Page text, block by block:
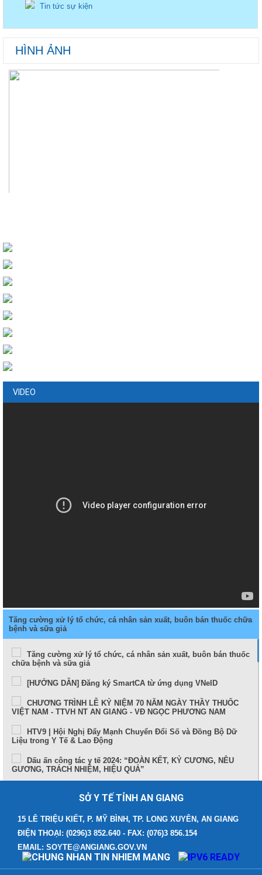
Tin tức sự kiện
HÌNH ẢNH
VIDEO
Tăng cường xử lý tổ chức, cá nhân sản xuất, buôn bán thuốc chữa
bệnh và sữa giả
Tăng cường xử lý tổ chức, cá nhân sản xuất, buôn bán thuốc
chữa bệnh và sữa giả
[HƯỚNG DẪN] Đăng ký SmartCA từ ứng dụng VNeID
CHƯƠNG TRÌNH LỄ KỶ NIỆM 70 NĂM NGÀY THẦY THUỐC
VIỆT NAM - TTVH NT AN GIANG - VĐ NGỌC PHƯƠNG NAM
HTV9 | Hội Nghị Đẩy Mạnh Chuyển Đổi Số và Đồng Bộ Dữ
Liệu trong Y Tế & Lao Động
Dấu ấn công tác y tế 2024: “ĐOÀN KẾT, KỶ CƯƠNG, NÊU
GƯƠNG, TRÁCH NHIỆM, HIỆU QUẢ”
tiến bộ trong tiếp cận, điều trị hiện nay
TUẦN LỄ THẾ GIỚI NUÔI CON BẰNG SỮA MẸ (1 – 7/8/2024)
Thông điệp phòng, chống bệnh bạch hầu
SỞ Y TẾ TỈNH AN GIANG
15 LÊ TRIỆU KIẾT, P. MỸ BÌNH, TP. LONG XUYÊN, AN GIANG
ĐIỆN THOẠI: (0296)3 852.640 - FAX: (076)3 856.154
EMAIL: SOYTE@ANGIANG.GOV.VN